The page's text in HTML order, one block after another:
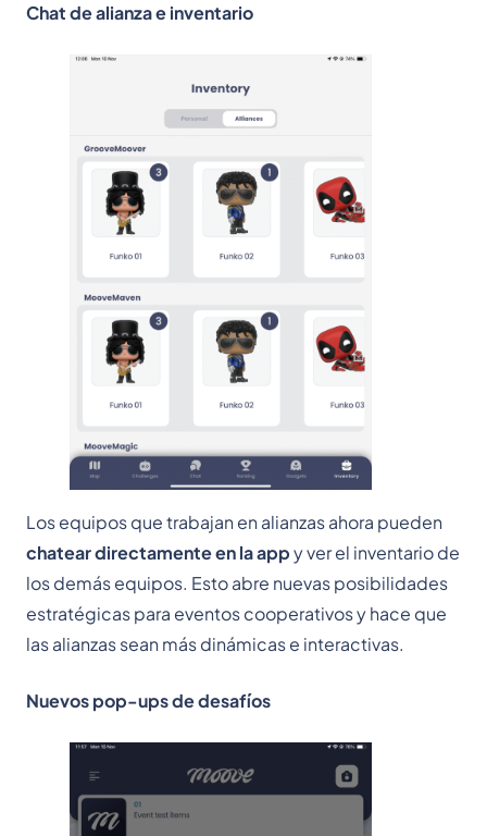
Chat de alianza e inventario
Los equipos que trabajan en alianzas ahora pueden
chatear directamente en la appy ver el inventario de
los demás equipos. Esto abre nuevas posibilidades
estratégicas para eventos cooperativos y hace que
las alianzas sean más dinámicas e interactivas.
Nuevos pop-ups de desafíos